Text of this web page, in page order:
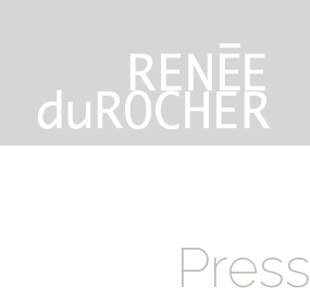
Press